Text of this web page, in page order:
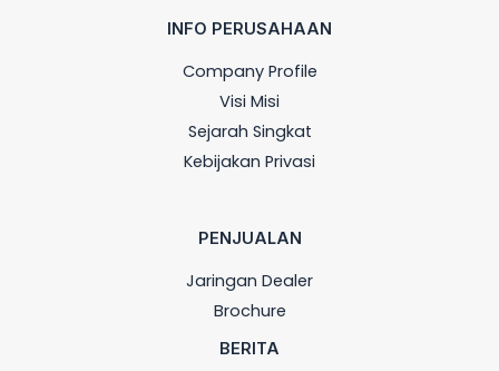
INFO PERUSAHAAN
Company Profile
Visi Misi
Sejarah Singkat
Kebijakan Privasi
PENJUALAN
Jaringan Dealer
Brochure
BERITA